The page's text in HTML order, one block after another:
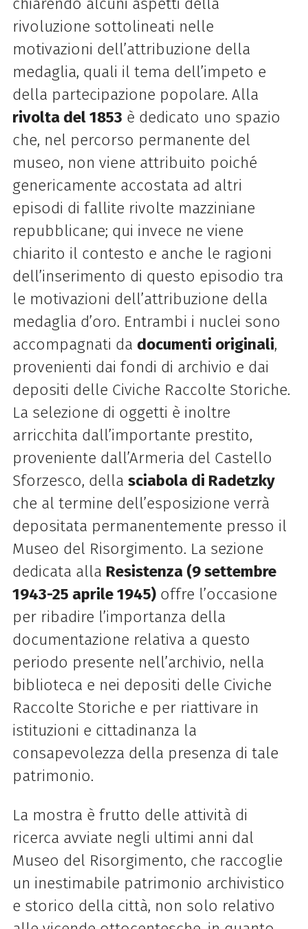
chiarendo alcuni aspetti della
rivoluzione sottolineati nelle
motivazioni dell’attribuzione della
medaglia, quali il tema dell’impeto e
della partecipazione popolare. Alla
rivolta del 1853 è dedicato uno spazio
che, nel percorso permanente del
museo, non viene attribuito poiché
genericamente accostata ad altri
episodi di fallite rivolte mazziniane
repubblicane; qui invece ne viene
chiarito il contesto e anche le ragioni
dell’inserimento di questo episodio tra
le motivazioni dell’attribuzione della
medaglia d’oro. Entrambi i nuclei sono
accompagnati da documenti originali,
provenienti dai fondi di archivio e dai
depositi delle Civiche Raccolte Storiche.
La selezione di oggetti è inoltre
arricchita dall’importante prestito,
proveniente dall’Armeria del Castello
Sforzesco, della sciabola di Radetzky
che al termine dell’esposizione verrà
depositata permanentemente presso il
Museo del Risorgimento. La sezione
dedicata alla Resistenza (9 settembre
1943-25 aprile 1945)offre l’occasione
per ribadire l’importanza della
documentazione relativa a questo
periodo presente nell’archivio, nella
biblioteca e nei depositi delle Civiche
Raccolte Storiche e per riattivare in
istituzioni e cittadinanza la
consapevolezza della presenza di tale
patrimonio.
La mostra è frutto delle attività di
ricerca avviate negli ultimi anni dal
Museo del Risorgimento, che raccoglie
un inestimabile patrimonio archivistico
e storico della città, non solo relativo